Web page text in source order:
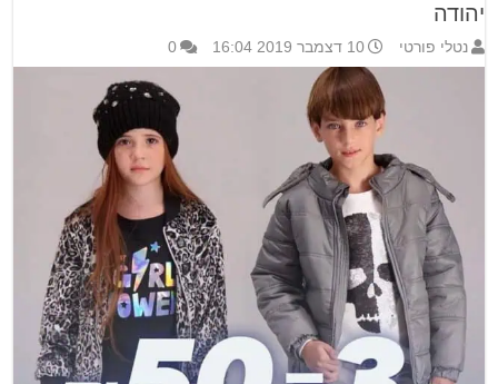
יהודה
נטלי פורטי 10 דצמבר 2019 16:04 0